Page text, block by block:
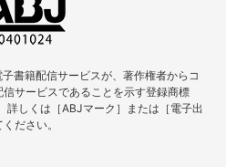
書籍配信サービスが、著作権者からコ
サービスであることを示す登録商標
詳しくは［ABJマーク］または［電子出
ださい。